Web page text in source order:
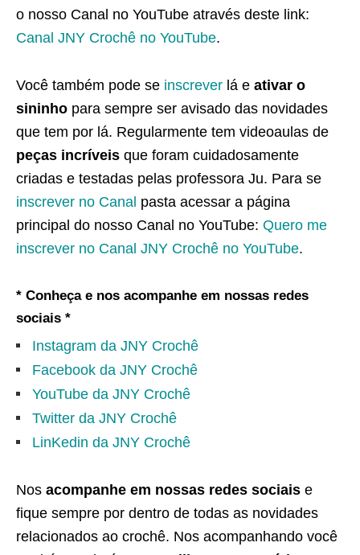
o nosso Canal no YouTube através deste link:
Canal JNY Crochê no YouTube.
Você também pode se inscrever lá e ativar o
sininho para sempre ser avisado das novidades
que tem por lá. Regularmente tem videoaulas de
peças incríveis que foram cuidadosamente
criadas e testadas pelas professora Ju. Para se
inscrever no Canal pasta acessar a página
principal do nosso Canal no YouTube: Quero me
inscrever no Canal JNY Crochê no YouTube.
* Conheça e nos acompanhe em nossas redes
sociais *
Instagram da JNY Crochê
Facebook da JNY Crochê
YouTube da JNY Crochê
Twitter da JNY Crochê
LinKedin da JNY Crochê
Nos acompanhe em nossas redes sociais e
fique sempre por dentro de todas as novidades
relacionados ao crochê. Nos acompanhando você